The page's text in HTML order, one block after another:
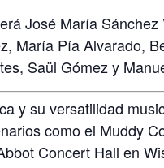
José María
María Pía Alvarado,
Saül Gómez y
y su versatilidad
como el Muddy
Concert Hall en